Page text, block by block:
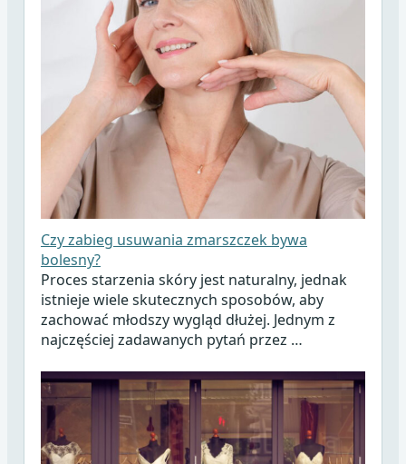
Czy zabieg usuwania zmarszczek bywa
bolesny?
Proces starzenia skóry jest naturalny, jednak
istnieje wiele skutecznych sposobów, aby
zachować młodszy wygląd dłużej. Jednym z
najczęściej zadawanych pytań przez …